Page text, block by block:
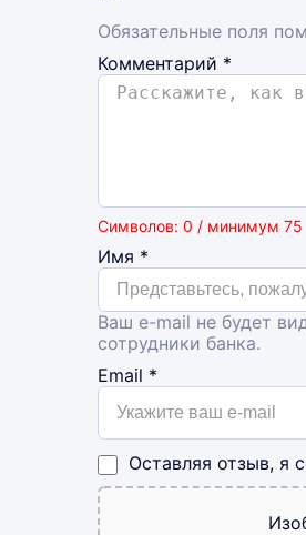
Обязательные поля
Комментарий *
Символов: 0 / минимум 75
Имя *
Ваш e-mail не будет
сотрудники банка.
Email *
Оставляя отзыв, я